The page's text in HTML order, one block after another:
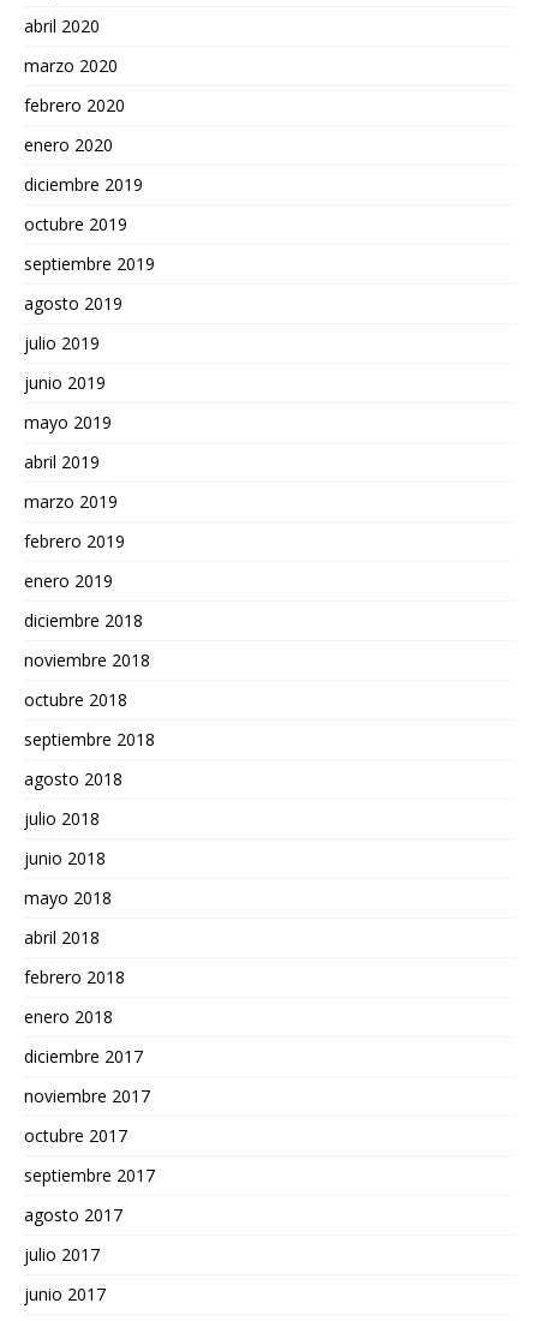
abril 2020
marzo 2020
febrero 2020
enero 2020
diciembre 2019
octubre 2019
septiembre 2019
agosto 2019
julio 2019
junio 2019
mayo 2019
abril 2019
marzo 2019
febrero 2019
enero 2019
diciembre 2018
noviembre 2018
octubre 2018
septiembre 2018
agosto 2018
julio 2018
junio 2018
mayo 2018
abril 2018
febrero 2018
enero 2018
diciembre 2017
noviembre 2017
octubre 2017
septiembre 2017
agosto 2017
julio 2017
junio 2017